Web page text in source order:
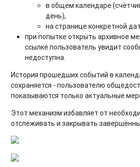
в общем календаре
день),
на странице конкретной
при попытке открыть архивное
ссылке пользователь увидит
недоступна.
История прошедших событий в
сохраняется - пользователю
показываются только актуальные
Этот механизм избавляет от
отслеживать и закрывать